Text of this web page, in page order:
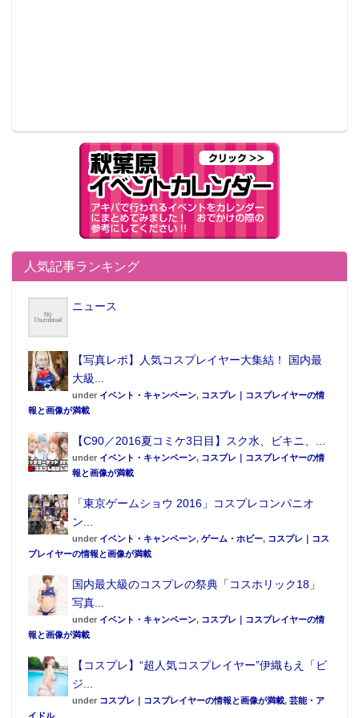
人気記事ランキング
ニュース
【写真レポ】人気コスプレイヤー大集結！ 国内最
大級...
under イベント・キャンペーン, コスプレ｜コスプレイヤーの情
報と画像が満載
【C90／2016夏コミケ3日目】スク水、ビキニ、...
under イベント・キャンペーン, コスプレ｜コスプレイヤーの情
報と画像が満載
「東京ゲームショウ 2016」コスプレコンパニオ
ン...
under イベント・キャンペーン, ゲーム・ホビー, コスプレ｜コス
プレイヤーの情報と画像が満載
国内最大級のコスプレの祭典「コスホリック18」
写真...
under イベント・キャンペーン, コスプレ｜コスプレイヤーの情
報と画像が満載
【コスプレ】“超人気コスプレイヤー”伊織もえ「ビ
ジ...
under コスプレ｜コスプレイヤーの情報と画像が満載, 芸能・ア
イドル